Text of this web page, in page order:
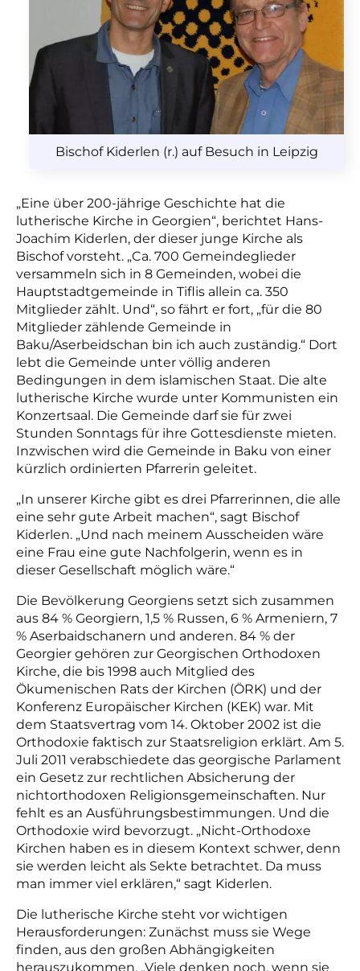
Bischof Kiderlen (r.) auf Besuch in Leipzig
„Eine über 200-jährige Geschichte hat die
lutherische Kirche in Georgien“, berichtet Hans-
Joachim Kiderlen, der dieser junge Kirche als
Bischof vorsteht. „Ca. 700 Gemeindeglieder
versammeln sich in 8 Gemeinden, wobei die
Hauptstadtgemeinde in Tiflis allein ca. 350
Mitglieder zählt. Und“, so fährt er fort, „für die 80
Mitglieder zählende Gemeinde in
Baku/Aserbeidschan bin ich auch zuständig.“ Dort
lebt die Gemeinde unter völlig anderen
Bedingungen in dem islamischen Staat. Die alte
lutherische Kirche wurde unter Kommunisten ein
Konzertsaal. Die Gemeinde darfsie für zwei
Stunden Sonntags für ihre Gottesdienste mieten.
Inzwischen wird die Gemeinde in Baku von einer
kürzlich ordinierten Pfarrerin geleitet.
„In unserer Kirche gibt es drei Pfarrerinnen, die alle
eine sehr gute Arbeit machen“, sagt Bischof
Kiderlen. „Und nach meinem Ausscheiden wäre
eine Frau eine gute Nachfolgerin, wenn es in
dieser Gesellschaft möglich wäre.“
Die Bevölkerung Georgiens setzt sich zusammen
aus 84 % Georgiern, 1,5 % Russen, 6 % Armeniern, 7
% Aserbaidschanern und anderen. 84 % der
Georgier gehören zur Georgischen Orthodoxen
Kirche, die bis 1998 auch Mitglied des
Ökumenischen Rats der Kirchen (ÖRK) und der
Konferenz Europäischer Kirchen (KEK) war. Mit
dem Staatsvertrag vom 14. Oktober 2002 ist die
Orthodoxie faktisch zur Staatsreligion erklärt. Am 5.
Juli 2011 verabschiedete das georgische Parlament
ein Gesetz zur rechtlichen Absicherung der
nichtorthodoxen Religionsgemeinschaften. Nur
fehlt es an Ausführungsbestimmungen. Und die
Orthodoxie wird bevorzugt. „Nicht-Orthodoxe
Kirchen haben es in diesem Kontext schwer, denn
sie werden leicht als Sekte betrachtet. Da muss
man immer viel erklären,“ sagt Kiderlen.
Die lutherische Kirche steht vor wichtigen
Herausforderungen: Zunächst muss sie Wege
finden, aus den großen Abhängigkeiten
herauszukommen. „Viele denken noch, wenn sie